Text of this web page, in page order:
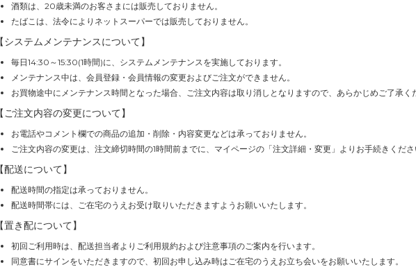
酒類は、20歳未満のお客さまには販売しておりません。
たばこは、法令によりネットスーパーでは販売しておりません。
【システムメンテナンスについて】
毎日14:30～15:30(1時間)に、システムメンテナンスを実施しております。
メンテナンス中は、会員登録・会員情報の変更およびご注文ができません。
お買物途中にメンテナンス時間となった場合、ご注文内容は取り消しとなりますので、あらかじめご了承く
【ご注文内容の変更について】
お電話やコメント欄での商品の追加・削除・内容変更などは承っておりません。
ご注文内容の変更は、注文締切時間の1時間前までに、マイページの「注文詳細・変更」よりお手続きくださ
【配送について】
配送時間の指定は承っておりません。
配送時間帯には、ご在宅のうえお受け取りいただきますようお願いいたします。
【置き配について】
初回ご利用時は、配送担当者よりご利用規約および注意事項のご案内を行います。
同意書にサインをいただきますので、初回お申し込み時はご在宅のうえお立ち会いをお願いいたします。